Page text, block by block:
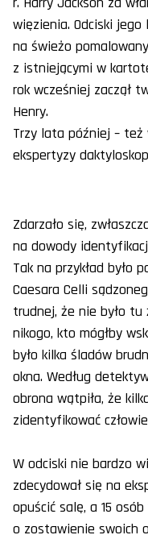
więzienia. Odciski
na świeżo
z istniejącymi w
rok wcześniej zaczął
Henry.
Trzy lata później –
ekspertyzy
Zdarzało się,
na dowody
Tak na przykład było
Caesara Celli
trudnej, że nie było tu
nikogo, kto mógłby
było kilka śladów
okna. Według
obrona wątpiła, że
zidentyfikować
W odciski nie bardzo
zdecydował się na
opuścić salę, a 15
o zostawienie swoich